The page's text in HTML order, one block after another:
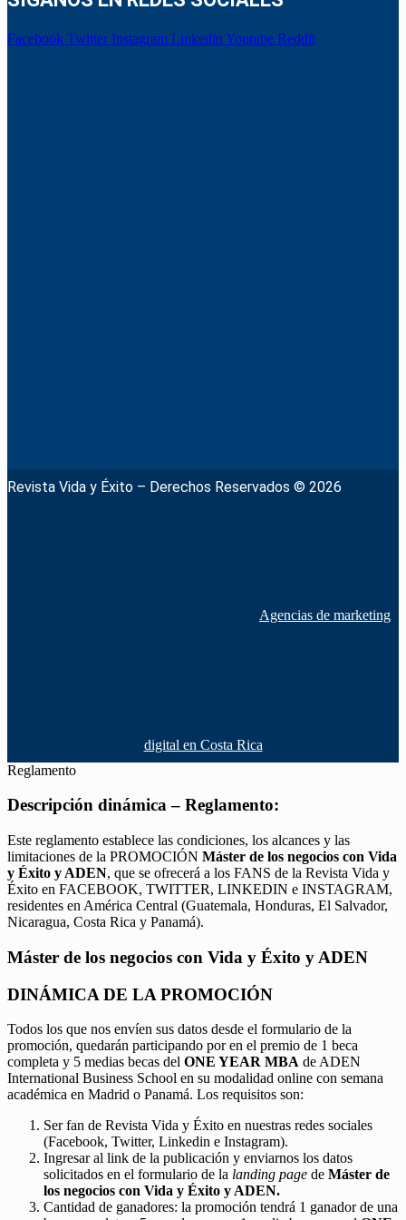
Facebook Twitter Instagram Linkedin Youtube Reddit
Revista Vida y Éxito – Derechos Reservados © 2026
Agencias de marketing
digital en Costa Rica
Reglamento
Descripción dinámica – Reglamento:
Este reglamento establece las condiciones, los alcances y las
limitaciones de la PROMOCIÓN Máster de los negocios con Vida
y Éxito y ADEN, que se ofrecerá a los FANS de la Revista Vida y
Éxito en FACEBOOK, TWITTER, LINKEDIN e INSTAGRAM,
residentes en América Central (Guatemala, Honduras, El Salvador,
Nicaragua, Costa Rica y Panamá).
Máster de los negocios con Vida y Éxito y ADEN
DINÁMICA DE LA PROMOCIÓN
Todos los que nos envíen sus datos desde el formulario de la
promoción, quedarán participando por en el premio de 1 beca
completa y 5 medias becas del ONE YEAR MBA de ADEN
International Business School en su modalidad online con semana
académica en Madrid o Panamá. Los requisitos son:
Ser fan de Revista Vida y Éxito en nuestras redes sociales
(Facebook, Twitter, Linkedin e Instagram).
Ingresar al link de la publicación y enviarnos los datos
solicitados en el formulario de la landing page de Máster de
los negocios con Vida y Éxito y ADEN.
Cantidad de ganadores: la promoción tendrá 1 ganador de una